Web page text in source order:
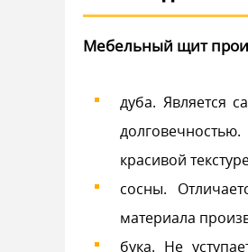
Мебельный щит
дуба. Является
красивой
сосны.
материала
бука. Не